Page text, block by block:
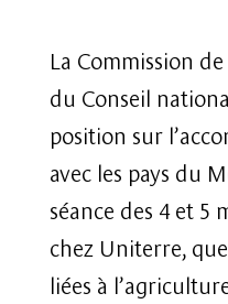
La Commission
du Conseil
position sur
avec les pays du
séance des 4 et 5
chez Uniterre,
liées à